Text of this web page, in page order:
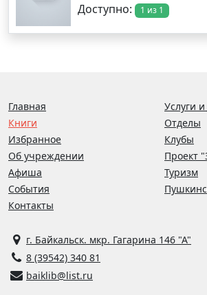
Доступно:
1 из 1
г. Байкальск. мкр. Гагарина 146 "А"
8 (39542) 340 81
baiklib@list.ru
Главная
Книги
Избранное
Об учреждении
Афиша
События
Контакты
Услуги
Отделы
Клубы
Проект
Туризм